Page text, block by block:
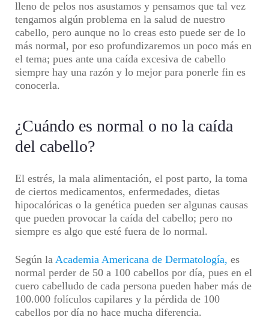
lleno de pelos nos asustamos y pensamos que tal vez
tengamos algún problema en la salud de nuestro
cabello, pero aunque no lo creas esto puede ser de lo
más normal, por eso profundizaremos un poco más en
el tema; pues ante una caída excesiva de cabello
siempre hay una razón y lo mejor para ponerle fin es
conocerla.
¿Cuándo es normal o no la caída
del cabello?
El estrés, la mala alimentación, el post parto, la toma
de ciertos medicamentos, enfermedades, dietas
hipocalóricas o la genética pueden ser algunas causas
que pueden provocar la caída del cabello; pero no
siempre es algo que esté fuera de lo normal.
Según la Academia Americana de Dermatología, es
normal perder de 50 a 100 cabellos por día, pues en el
cuero cabelludo de cada persona pueden haber más de
100.000 folículos capilares y la pérdida de 100
cabellos por día no hace mucha diferencia.